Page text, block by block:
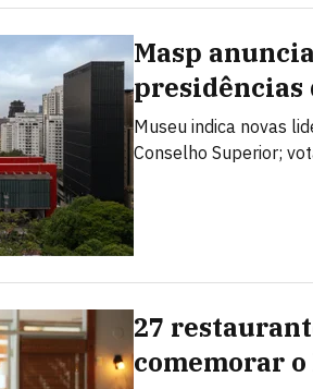
Masp
Museu indica novas
Conselho Superior;
27
comemorar o